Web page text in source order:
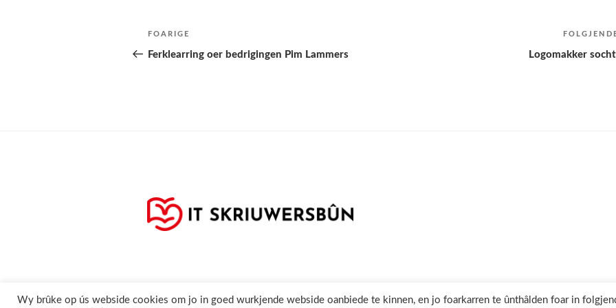
Berichtnavigatie
Folgjende
pagina
FOARIGE
Ferklearring oer bedrigingen Pim Lammers Logomakker
Privacyferklearring Cookieferklearing /©2020 Skriuwersboun.nl
Wy brûke op ús webside cookies om jo in goed wurkjende webside oanbiede te kinnen, en jo foarkarren te ûnthâlden foar in